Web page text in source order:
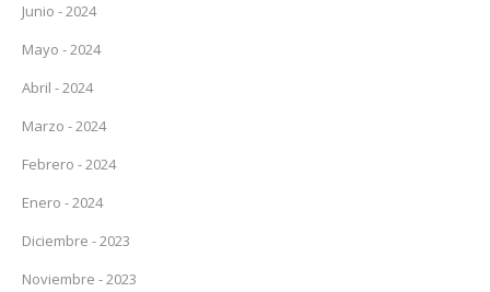
Junio - 2024
Mayo - 2024
Abril - 2024
Marzo - 2024
Febrero - 2024
Enero - 2024
Diciembre - 2023
Noviembre - 2023